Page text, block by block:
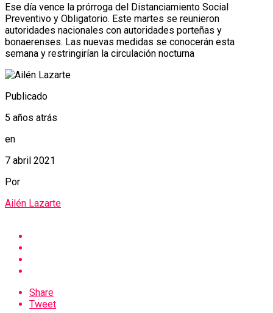
Ese día vence la prórroga del Distanciamiento Social
Preventivo y Obligatorio. Este martes se reunieron
autoridades nacionales con autoridades porteñas y
bonaerenses. Las nuevas medidas se conocerán esta
semana y restringirían la circulación nocturna
Publicado
5 años atrás
en
7 abril 2021
Por
Ailén Lazarte
Share
Tweet